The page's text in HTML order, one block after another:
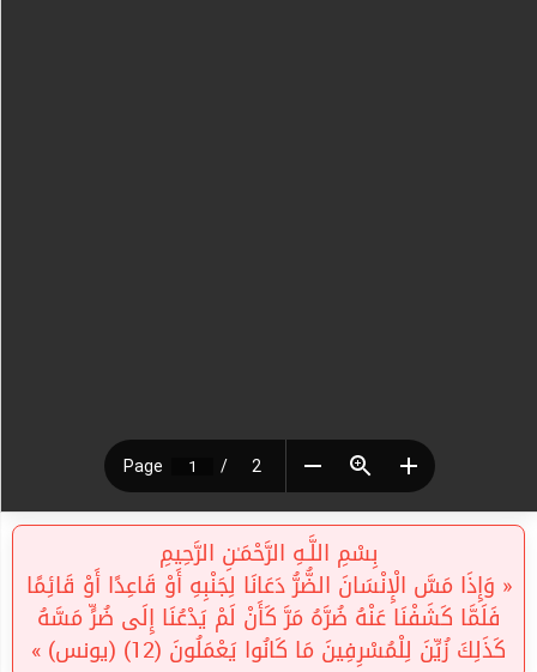
بِسْمِ اللَّـهِ الرَّحْمَـٰنِ الرَّحِيمِ
« وَإِذَا مَسَّ الْإِنْسَانَ الضُّرُّ دَعَانَا لِجَنْبِهِ أَوْ قَاعِدًا أَوْ قَائِمًا
فَلَمَّا كَشَفْنَا عَنْهُ ضُرَّهُ مَرَّ كَأَنْ لَمْ يَدْعُنَا إِلَى ضُرٍّ مَسَّهُ
كَذَلِكَ زُيِّنَ لِلْمُسْرِفِينَ مَا كَانُوا يَعْمَلُونَ (12) (يونس) »